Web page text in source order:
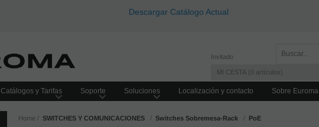
Descargar Catálogo Actual
Invitado
MI CESTA 0 artículos
Catálogos y Tarifas Soporte Soluciones Localización y contacto Sobre Euroma
Home SWITCHES Y COMUNICACIONES Switches Sobremesa-Rack PoE